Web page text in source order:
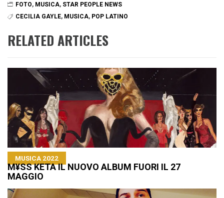
FOTO, MUSICA, STAR PEOPLE NEWS
CECILIA GAYLE, MUSICA, POP LATINO
RELATED ARTICLES
MUSICA 2022
M¥SS KETA IL NUOVO ALBUM FUORI IL 27
MAGGIO